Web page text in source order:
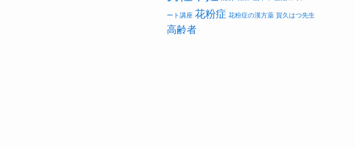
ート講座 花粉症 花粉症の漢方薬 賀久はつ先生
高齢者